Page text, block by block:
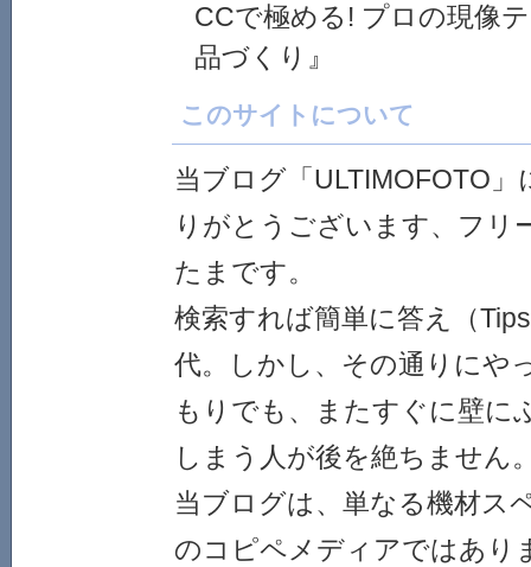
CCで極める! プロの現像
品づくり』
このサイトについて
当ブログ「ULTIMOFOTO
りがとうございます、フリ
たまです。
検索すれば簡単に答え（
代。しかし、その通りにや
もりでも、またすぐに壁に
しまう人が後を絶ちません
当ブログは、単なる機材ス
のコピペメディアではあり